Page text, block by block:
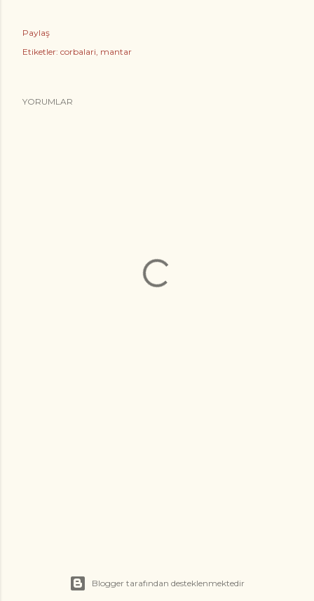
Paylaş
Etiketler: corbalari mantar
YORUMLAR
Blogger tarafından desteklenmektedir